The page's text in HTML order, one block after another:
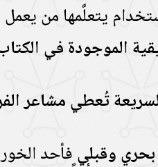
يتعلَّمها من يعمل
الموجودة في
تُعطي مشاعر
وقبليفأحد